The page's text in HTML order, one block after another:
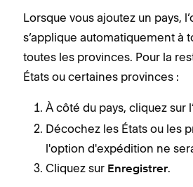
Lorsque vous ajoutez un pays,
s’applique automatiquement à
toutes les provinces. Pour la
États ou certaines provinces :
À côté du pays, cliquez sur
Décochez les États ou les
l'option d'expédition ne
Cliquez sur Enregistrer.